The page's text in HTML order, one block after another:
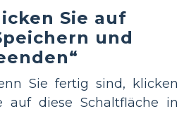
Sie auf
und
Sie fertig sind, klicken
auf diese Schaltfläche in